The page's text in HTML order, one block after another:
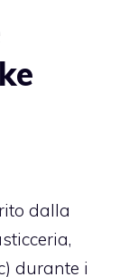
dalla
durante i